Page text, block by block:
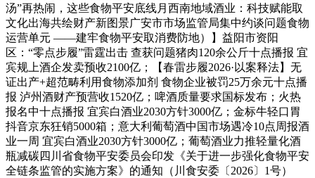
汤”再热闹，这些食物平安底线月西南地域酒业：科技赋能取
文化出海共绘财产新图景广安市市场监管局集中约谈问题食物
运营单元 ——建牢食物平安取消费防地）】益阳市资阳
区：“零点步履”雷霆出击 查获问题猪肉120余公斤十点播报 宜
宾规上酒企发卖预收2100亿；【春雷步履2026·以案释法】无
证出产+超范畴利用食物添加剂 食物企业被罚25万余元十点播
报 泸州酒财产预营收1520亿；啤酒质量要求国标发布；火热
报名中十点播报 宜宾白酒业2030方针3000亿；金标牛轻口胃
抖音京东狂销5000箱；意大利葡萄酒中国市场遇冷10点周报酒
业一周 宜宾白酒业2030方针3000亿；葡萄酒业力推轻量化酒
瓶减碳四川省食物平安委员会印发《关于进一步强化食物平安
全链条监管的实施方案》的通知（川食安委〔2026〕1号）